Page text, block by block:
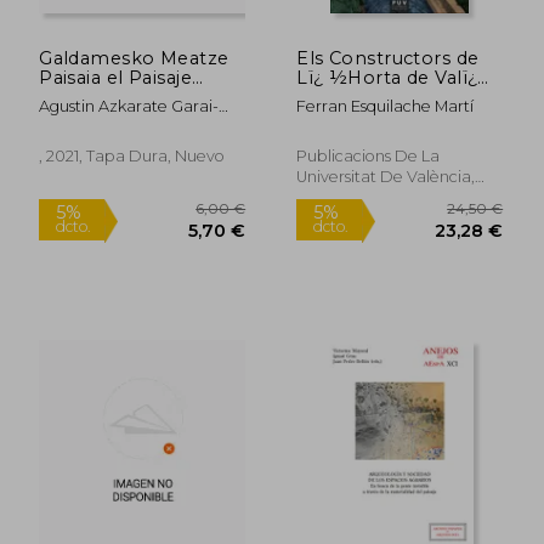
5%
dcto. 26,60 €
5%
dcto.
Galdamesko Meatze
Paisaia el Paisaje
Minero de Galdames
Agustin Azkarate Garai-
, 2021, Tapa Dura, Nuevo
Els Constructors de
Lï¿ ½Horta de Valï¿
½Ncia
Ferran Esquilache Martí
Publicacions De La
Universitat De València,
2018, 1 Edición, Tapa
Blanda, Nuevo